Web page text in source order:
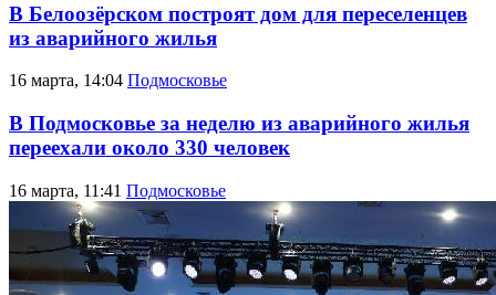
В Белоозёрском построят дом для переселенцев
из аварийного жилья
16 марта, 14:04 Подмосковье
В Подмосковье за неделю из аварийного жилья
переехали около 330 человек
16 марта, 11:41 Подмосковье